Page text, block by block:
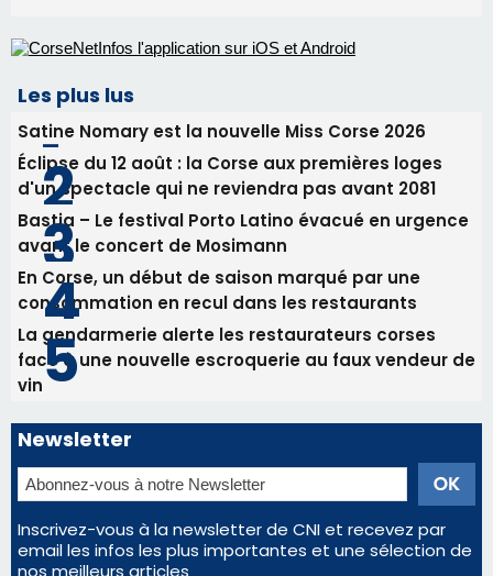
Les plus lus
Satine Nomary est la nouvelle Miss Corse 2026
Éclipse du 12 août : la Corse aux premières loges
d'un spectacle qui ne reviendra pas avant 2081
Bastia – Le festival Porto Latino évacué en urgence
avant le concert de Mosimann
En Corse, un début de saison marqué par une
consommation en recul dans les restaurants
La gendarmerie alerte les restaurateurs corses
face à une nouvelle escroquerie au faux vendeur de
vin
Newsletter
Inscrivez-vous à la newsletter de CNI et recevez par
email les infos les plus importantes et une sélection de